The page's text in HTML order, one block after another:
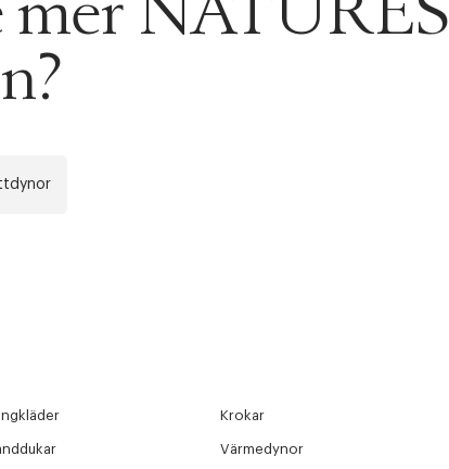
mer NATURES
Krokar
Värmedynor
över SEK 749 kr. för Goodie-medlemmar
DATA
TYVÄRR INTE